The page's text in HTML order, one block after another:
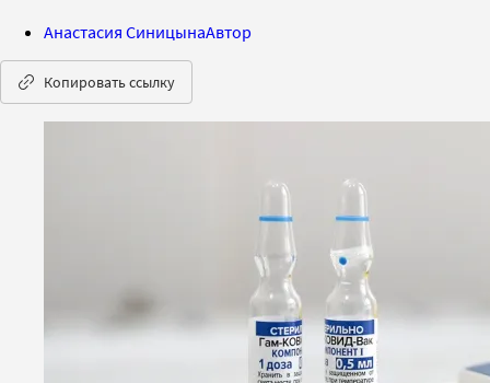
Анастасия СиницынаАвтор
Копировать ссылку